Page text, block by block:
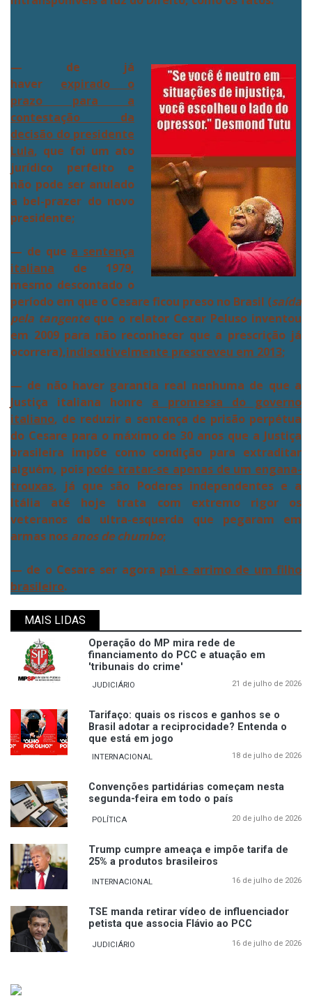
— de já
haver expirado o
prazo para a
contestação da
decisão do presidente
Lula, que foi um ato
jurídico perfeito e
não pode ser anulado
a bel-prazer do novo
presidente;
— de que a sentença
italiana de 1979,
mesmo descontado o
período em que o Cesare ficou preso no Brasil (saída
pela tangenteque o relator Cezar Peluso inventou
em 2009 para não reconhecer que a prescrição já
ocorrera),indiscutivelmente prescreveu em 2013;
— de não haver garantia real nenhuma de que a
Justiça italiana honre a promessa do governo
italiano, de reduzir a sentença de prisão perpétua
do Cesare para o máximo de 30 anos que a Justiça
brasileira impõe como condição para extraditar
alguém, pois pode tratar-se apenas de um engana-
trouxas, já que são Poderes independentes e a
Itália até hoje trata com extremo rigor os
veteranos da ultra-esquerda que pegaram em
armas nos anos de chumbo;
— de o Cesare ser agora pai e arrimo de um filho
brasileiro.
MAIS LIDAS
Operação do MP mira rede de
financiamento do PCC e atuação em
'tribunais do crime'
JUDICIÁRIO 21 de julho de 2026
Tarifaço: quais os riscos e ganhos se o
Brasil adotar a reciprocidade? Entenda o
que está em jogo
INTERNACIONAL 18 de julho de 2026
Convenções partidárias começam nesta
segunda-feira em todo o país
POLÍTICA 20 de julho de 2026
Trump cumpre ameaça e impõe tarifa de
25% a produtos brasileiros
INTERNACIONAL 16 de julho de 2026
TSE manda retirar vídeo de influenciador
petista que associa Flávio ao PCC
JUDICIÁRIO 16 de julho de 2026